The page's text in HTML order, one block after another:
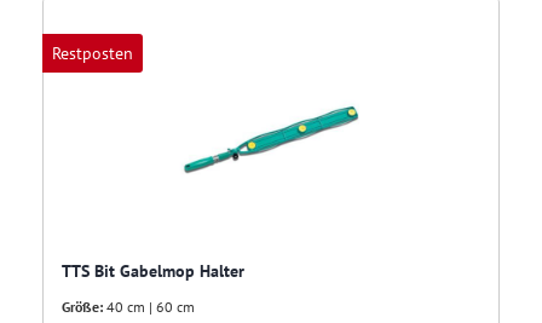
Restposten
TTS Bit Gabelmop Halter
Größe: 40 cm | 60 cm